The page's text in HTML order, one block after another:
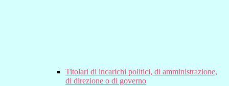
Titolari di incarichi politici, di amministrazione,
di direzione o di governo